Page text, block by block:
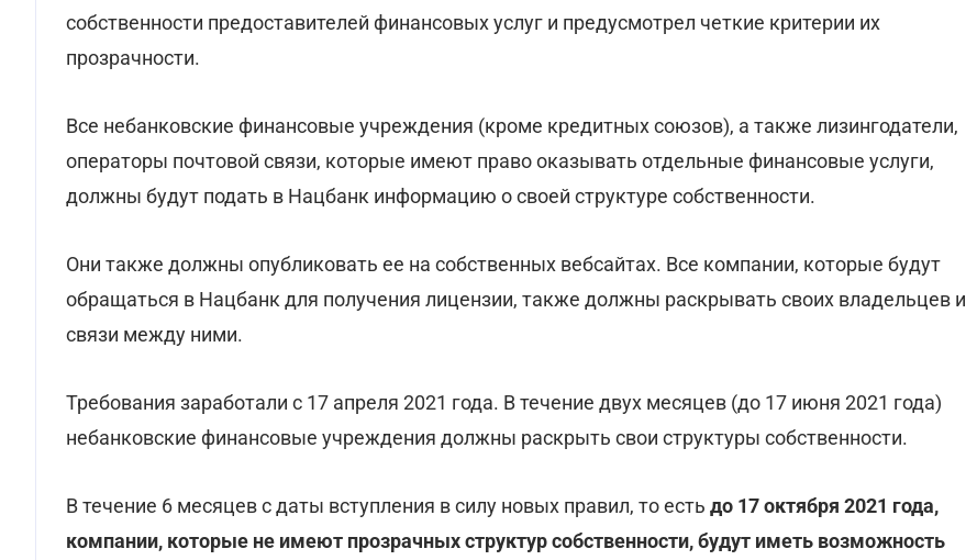
собственности предоставителей финансовых услуг и предусмотрел четкие критерии их
прозрачности.
Все небанковские финансовые учреждения (кроме кредитных союзов), а также лизингодатели,
операторы почтовой связи, которые имеют право оказывать отдельные финансовые услуги,
должны будут подать в Нацбанк информацию о своей структуре собственности.
Они также должны опубликовать ее на собственных вебсайтах. Все компании, которые будут
обращаться в Нацбанк для получения лицензии, также должны раскрывать своих владельцев и
связи между ними.
Требования заработали с 17 апреля 2021 года. В течение двух месяцев (до 17 июня 2021 года)
небанковские финансовые учреждения должны раскрыть свои структуры собственности.
В течение 6 месяцев с даты вступления в силу новых правил, то есть до 17 октября 2021 года,
компании, которые не имеют прозрачных структур собственности, будут иметь возможность